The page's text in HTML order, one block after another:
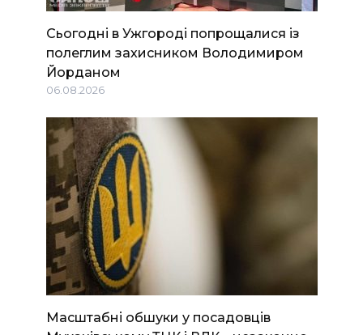
Сьогодні в Ужгороді попрощалися із
полеглим захисником Володимиром
Йорданом
06.08.2026
Масштабні обшуки у посадовців